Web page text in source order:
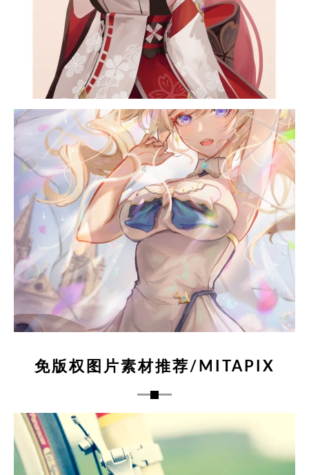
免版权图片素材推荐/MITAPIX